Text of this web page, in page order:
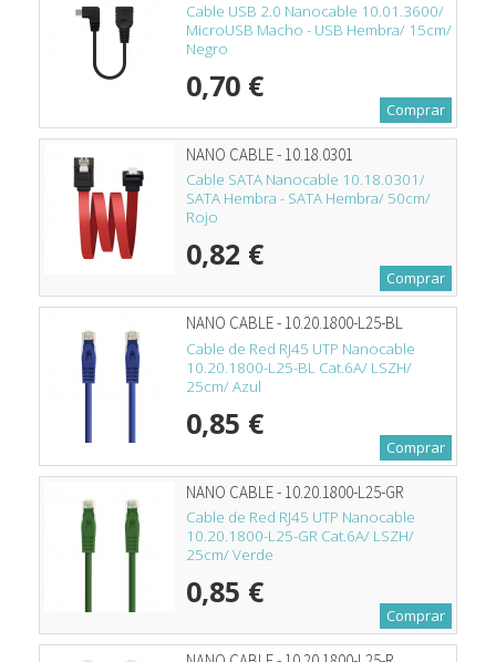
Cable USB 2.0 Nanocable 10.01.3600/
MicroUSB Macho - USB Hembra/ 15cm/
Negro
0,70 €
Comprar
NANO CABLE - 10.18.0301
Cable SATA Nanocable 10.18.0301/
SATA Hembra - SATA Hembra/ 50cm/
Rojo
0,82 €
Comprar
NANO CABLE - 10.20.1800-L25-BL
Cable de Red RJ45 UTP Nanocable
10.20.1800-L25-BL Cat.6A/ LSZH/
25cm/ Azul
0,85 €
Comprar
NANO CABLE - 10.20.1800-L25-GR
Cable de Red RJ45 UTP Nanocable
10.20.1800-L25-GR Cat.6A/ LSZH/
25cm/ Verde
0,85 €
Comprar